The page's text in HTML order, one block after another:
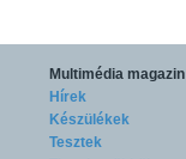
Multimédia magazin
Hírek
Készülékek
Tesztek